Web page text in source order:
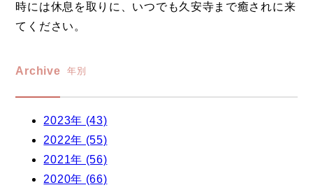
時には休息を取りに、いつでも久安寺まで癒されに来
てください。
Archive 年別
2023年 (43)
2022年 (55)
2021年 (56)
2020年 (66)